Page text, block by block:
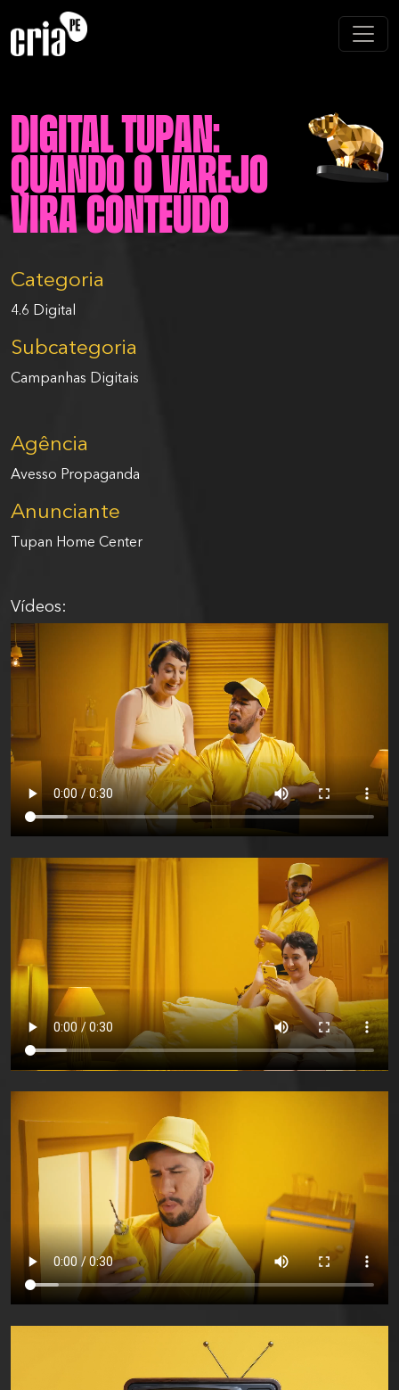
Digital Tupan:
quando o varejo
vira conteúdo
Categoria
4.6 Digital
Subcategoria
Campanhas Digitais
Agência
Avesso Propaganda
Anunciante
Tupan Home Center
Vídeos: